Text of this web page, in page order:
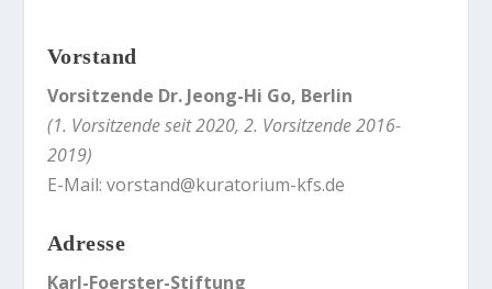
Vorstand
Vorsitzende Dr. Jeong-Hi Go, Berlin
(1. Vorsitzende seit 2020, 2. Vorsitzende 2016-
2019)
E-Mail: vorstand@kuratorium-kfs.de
Adresse
Karl-Foerster-Stiftung